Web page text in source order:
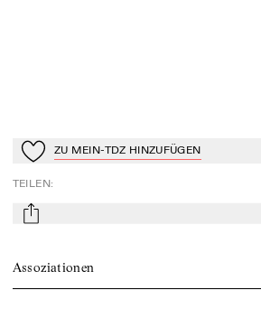
Zu Mein-TdZ hinzufügen
ZU MEIN-TDZ HINZUFÜGEN
TEILEN:
mail
Assoziationen